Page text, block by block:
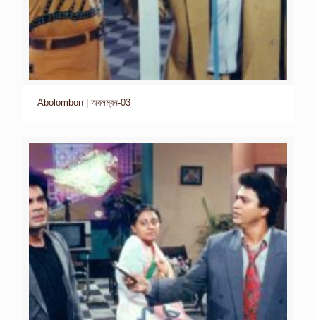
Abolombon | অবলম্বন-03